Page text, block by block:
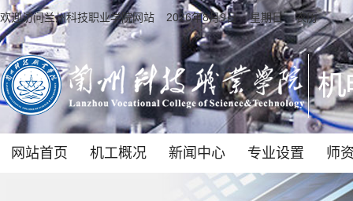
欢迎访问兰州科技职业学院网站 2026年8月9日 星期日 农历
网站首页 机工概况 新闻中心 专业设置 师